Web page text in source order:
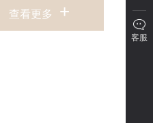
客服
查看更多 +